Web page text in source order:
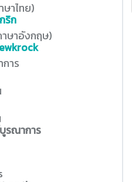
าไทย)
ริก
ษาอังกฤษ)
าร
รณาการ